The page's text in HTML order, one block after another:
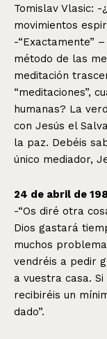
Tomislav Vlasic:
movimientos
-“Exactamente”
método de las
meditación
“meditaciones”,
humanas? La
con Jesús el
la paz. Debéis
único mediador,
24 de abril de
-“Os diré otra
Dios gastará
muchos
vendréis a pedir
a vuestra casa.
recibiréis un
dado”.